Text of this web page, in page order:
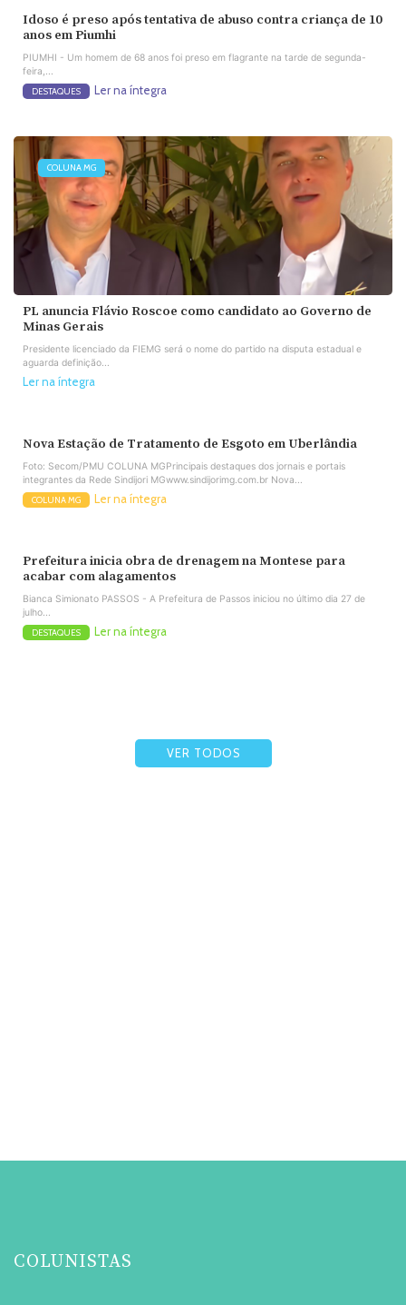
Idoso é preso após tentativa de abuso contra criança de 10
anos em Piumhi
PIUMHI - Um homem de 68 anos foi preso em flagrante na tarde de segunda-
feira,...
DESTAQUES Ler na íntegra
COLUNA MG
PL anuncia Flávio Roscoe como candidato ao Governo de
Minas Gerais
Presidente licenciado da FIEMG será o nome do partido na disputa estadual e
aguarda definição...
Ler na íntegra
Nova Estação de Tratamento de Esgoto em Uberlândia
Foto: Secom/PMU COLUNA MGPrincipais destaques dos jornais e portais
integrantes da Rede Sindijori MGwww.sindijorimg.com.br Nova...
COLUNA MG Ler na íntegra
Prefeitura inicia obra de drenagem na Montese para
acabar com alagamentos
Bianca Simionato PASSOS - A Prefeitura de Passos iniciou no último dia 27 de
julho...
DESTAQUES Ler na íntegra
VER TODOS
COLUNISTAS